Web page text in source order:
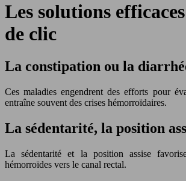
Les solutions
de clic
La constipation ou la
Ces maladies engendrent des efforts pour
entraîne souvent des crises hémorroïdaires.
La sédentarité, la position
La sédentarité et la position assise
hémorroïdes vers le canal rectal.